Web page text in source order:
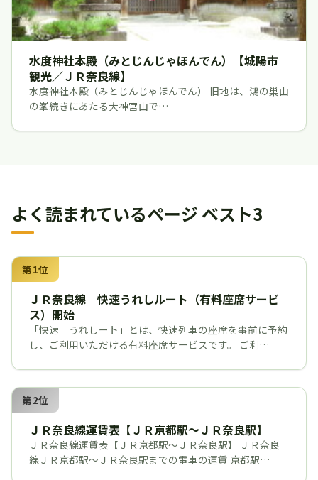
水度神社本殿（みとじんじゃほんでん）【城陽市
観光／ＪＲ奈良線】
水度神社本殿（みとじんじゃほんでん） 旧地は、鴻の巣山
の峯続きにあたる大神宮山で…
よく読まれているページ ベスト3
第1位
ＪＲ奈良線 快速うれしルート（有料座席サービ
ス）開始
「快速 うれしート」とは、快速列車の座席を事前に予約
し、ご利用いただける有料座席サービスです。 ご利…
第2位
ＪＲ奈良線運賃表【ＪＲ京都駅～ＪＲ奈良駅】
ＪＲ奈良線運賃表【ＪＲ京都駅～ＪＲ奈良駅】 ＪＲ奈良
線ＪＲ京都駅～ＪＲ奈良駅までの電車の運賃 京都駅…